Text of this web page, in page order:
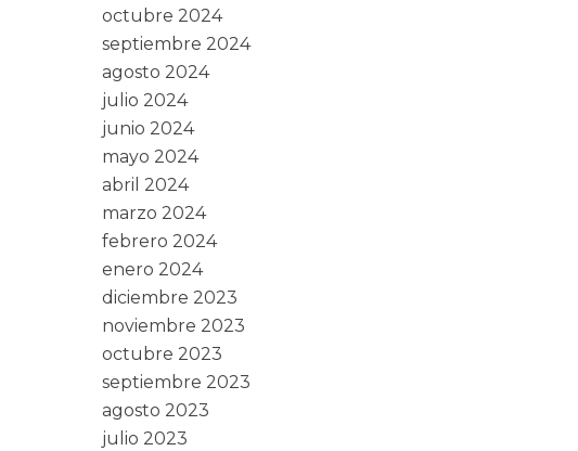
octubre 2024
septiembre 2024
agosto 2024
julio 2024
junio 2024
mayo 2024
abril 2024
marzo 2024
febrero 2024
enero 2024
diciembre 2023
noviembre 2023
octubre 2023
septiembre 2023
agosto 2023
julio 2023